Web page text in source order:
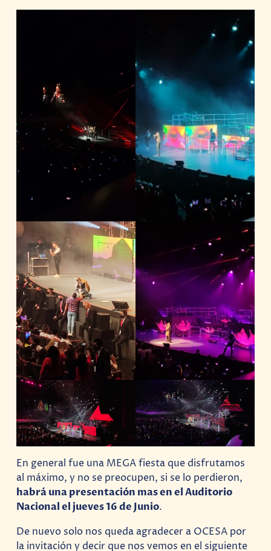
En general fue una MEGA fiesta que disfrutamos
al máximo, y no se preocupen, si se lo perdieron,
habrá una presentación mas en el Auditorio
Nacional el jueves 16 de Junio.
De nuevo solo nos queda agradecer a OCESA por
la invitación y decir que nos vemos en el siguiente